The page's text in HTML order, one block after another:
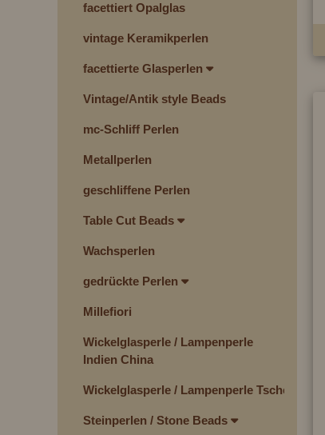
facettiert Opalglas
vintage Keramikperlen
facettierte Glasperlen
Vintage/Antik style Beads
mc-Schliff Perlen
Metallperlen
geschliffene Perlen
Table Cut Beads
Wachsperlen
gedrückte Perlen
Millefiori
Wickelglasperle / Lampenperle
Indien China
Wickelglasperle / Lampenperle Tschechien
Steinperlen / Stone Beads